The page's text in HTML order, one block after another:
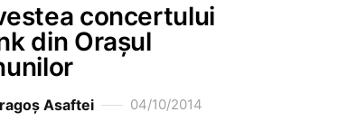
concertului
din Orașul
Asaftei 04/10/2014